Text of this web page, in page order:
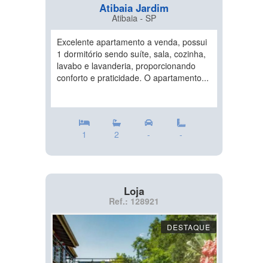
Atibaia Jardim
Atibaia - SP
Excelente apartamento a venda, possui
1 dormitório sendo suíte, sala, cozinha,
lavabo e lavanderia, proporcionando
conforto e praticidade. O apartamento...
1 2 - -
Loja
Ref.: 128921
DESTAQUE